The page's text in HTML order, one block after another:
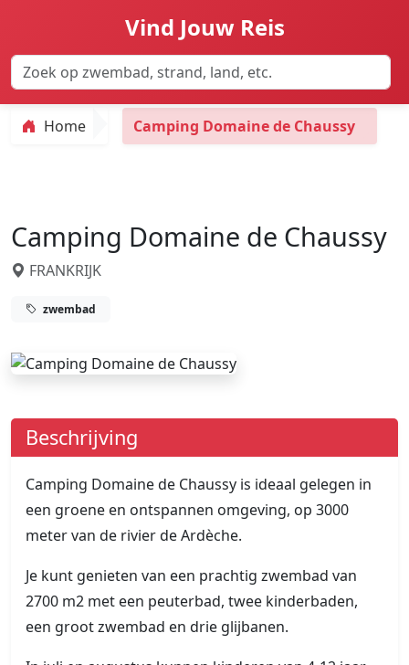
Vind Jouw Reis
Home Camping Domaine de Chaussy
Camping Domaine de Chaussy
FRANKRIJK
zwembad
Beschrijving
Camping Domaine de Chaussy is ideaal gelegen in
een groene en ontspannen omgeving, op 3000
meter van de rivier de Ardèche.
Je kunt genieten van een prachtig zwembad van
2700 m2 met een peuterbad, twee kinderbaden,
een groot zwembad en drie glijbanen.